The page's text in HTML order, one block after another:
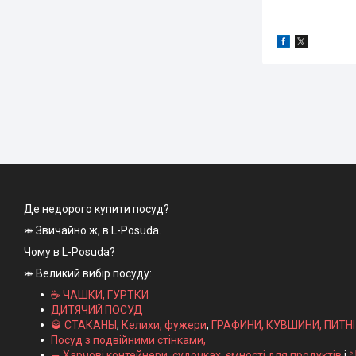
Де недорого купити посуд?
⤗ Звичайно ж, в L-Posuda.
Чому в L-Posuda?
⤗ Великий вибір посуду:
☕ ЧАШКИ, ГУРТКИ
ДИТЯЧИЙ ПОСУД
🥃 СТАКАНЫ; Келихи, фужери; ГРАФИНИ, КУВШИНИ,
Посуд з подвійними стінками,